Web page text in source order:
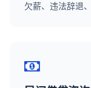
欠薪、违法辞退